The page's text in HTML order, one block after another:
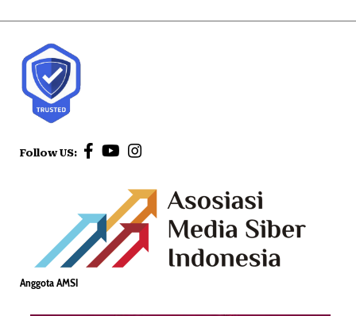
Follow US:
Anggota AMSI